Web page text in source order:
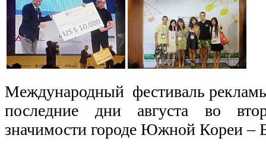
Международный фестиваль
последние дни августа во
значимости городе Южной Кореи –